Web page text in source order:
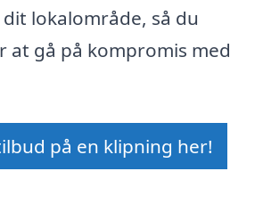
lokalområde, så du
at gå på kompromis med
på en klipning her!